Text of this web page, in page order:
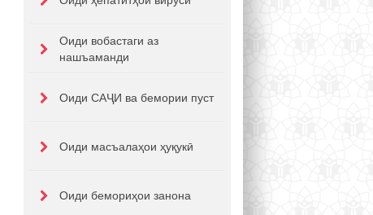
Оиди вобастаги аз
нашъаманди
Оиди САҶИ ва бемории пуст
Оиди масъалаҳои ҳуқукӣ
Оиди бемориҳои занона